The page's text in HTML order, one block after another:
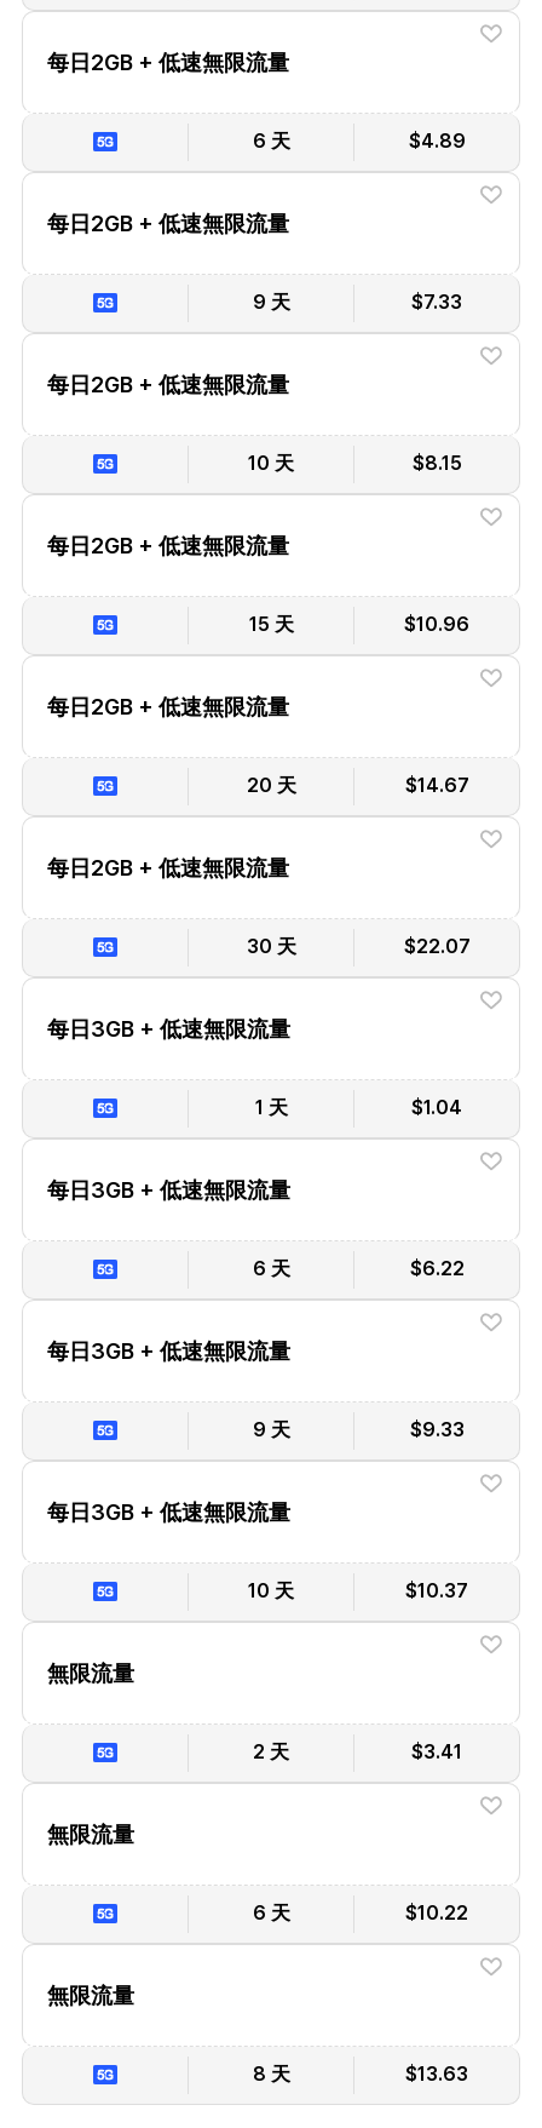
每日2GB + 低速無限流量
6 天 $4.89
每日2GB + 低速無限流量
9 天 $7.33
每日2GB + 低速無限流量
10 天 $8.15
每日2GB + 低速無限流量
15 天 $10.96
每日2GB + 低速無限流量
20 天 $14.67
每日2GB + 低速無限流量
30 天 $22.07
每日3GB + 低速無限流量
1 天 $1.04
每日3GB + 低速無限流量
6 天 $6.22
每日3GB + 低速無限流量
9 天 $9.33
每日3GB + 低速無限流量
10 天 $10.37
無限流量
2 天 $3.41
無限流量
6 天 $10.22
無限流量
8 天 $13.63